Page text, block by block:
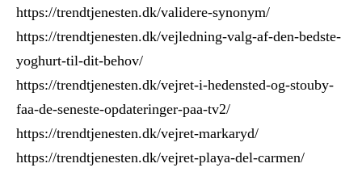
https://trendtjenesten.dk/validere-synonym/
https://trendtjenesten.dk/vejledning-valg-af-den-bedste-
yoghurt-til-dit-behov/
https://trendtjenesten.dk/vejret-i-hedensted-og-stouby-
faa-de-seneste-opdateringer-paa-tv2/
https://trendtjenesten.dk/vejret-markaryd/
https://trendtjenesten.dk/vejret-playa-del-carmen/